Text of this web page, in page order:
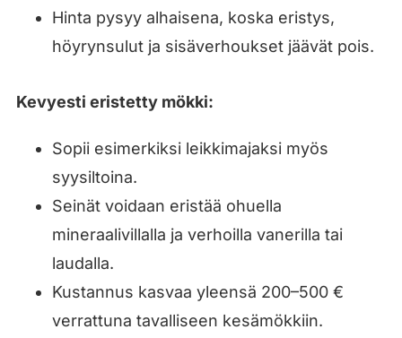
Hinta pysyy alhaisena, koska eristys,
höyrynsulut ja sisäverhoukset jäävät pois.
Kevyesti eristetty mökki:
Sopii esimerkiksi leikkimajaksi myös
syysiltoina.
Seinät voidaan eristää ohuella
mineraalivillalla ja verhoilla vanerilla tai
laudalla.
Kustannus kasvaa yleensä 200–500 €
verrattuna tavalliseen kesämökkiin.